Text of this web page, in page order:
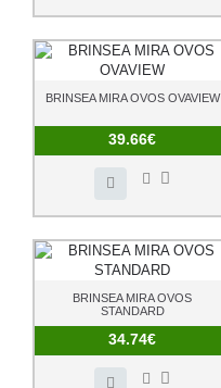
BRINSEA MIRA OVOS OVAVIEW
39.66€
BRINSEA MIRA OVOS
STANDARD
34.74€